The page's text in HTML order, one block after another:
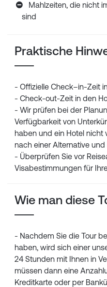
Mahlzeiten, die nicht
sind
Praktische
- Offizielle Check–in-Zeit
- Check-out-Zeit in den
- Wir prüfen bei der
Verfügbarkeit von
haben und ein Hotel nicht
nach einer Alternative und
- Überprüfen Sie vor
Visabestimmungen für
Wie man diese
- Nachdem Sie die Tour
haben, wird sich einer
24 Stunden mit Ihnen in
müssen dann eine
Kreditkarte oder per